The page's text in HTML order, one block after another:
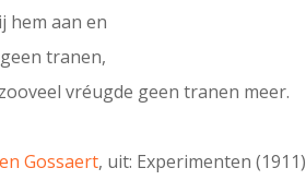
hem aan en
tranen,
vréugde geen tranen meer.
Gossaert, uit: Experimenten (1911)